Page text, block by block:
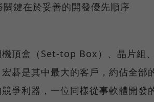
鍵在於妥善的開發優先順序
機頂盒（Set-top Box）、晶片組
碁是其中最大的客戶，約佔全
爭利器，一位同樣從事軟體開發